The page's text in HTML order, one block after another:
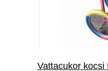
Vattacukor kocsi